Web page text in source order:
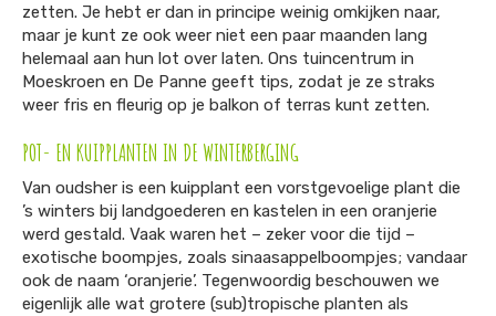
zetten. Je hebt er dan in principe weinig omkijken naar,
maar je kunt ze ook weer niet een paar maanden lang
helemaal aan hun lot over laten. Ons tuincentrum in
Moeskroen en De Panne geeft tips, zodat je ze straks
weer fris en fleurig op je balkon of terras kunt zetten.
POT- EN KUIPPLANTEN IN DE WINTERBERGING
Van oudsher is een kuipplant een vorstgevoelige plant die
’s winters bij landgoederen en kastelen in een oranjerie
werd gestald. Vaak waren het – zeker voor die tijd –
exotische boompjes, zoals sinaasappelboompjes; vandaar
ook de naam ‘oranjerie’. Tegenwoordig beschouwen we
eigenlijk alle wat grotere (sub)tropische planten als